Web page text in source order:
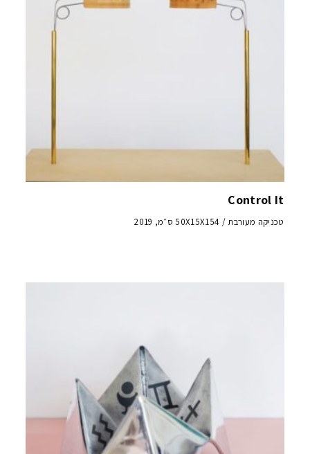
Control It
טכניקה מעורבת / 50X15X154 ס״מ, 2019